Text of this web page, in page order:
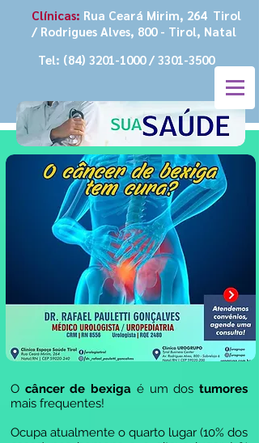
Clínicas: Rua Ceará Mirim, 264 Tirol
/ Rodrigues Alves, 800 - Tirol, Natal
Tel: (84) 3201-1000/ 3301-3500
O câncer de bexiga é um dostumores
mais frequentes!
Ocupa atualmente o quarto lugar (10% dos